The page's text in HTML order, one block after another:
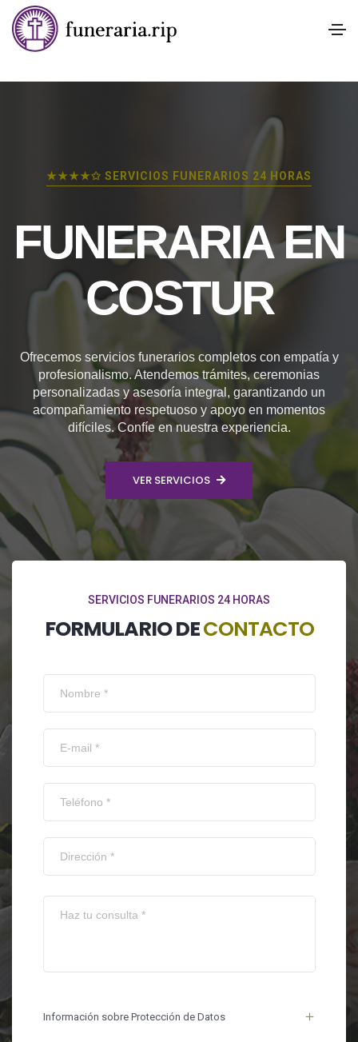
★★★★✩ SERVICIOS FUNERARIOS 24 HORAS
FUNERARIA EN
COSTUR
Ofrecemos servicios funerarios completos con empatía y
profesionalismo. Atendemos trámites, ceremonias
personalizadas y asesoría integral, garantizando un
acompañamiento respetuoso y apoyo en momentos
difíciles. Confíe en nuestra experiencia.
VER SERVICIOS
SERVICIOS FUNERARIOS 24 HORAS
FORMULARIO DECONTACTO
Información sobre Protección de Datos